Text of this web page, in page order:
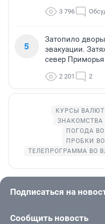
3 796
5
Затопило
эвакуации.
север Приморья
2 201 2
КУРСЫ
ЗНАКОМСТВА
ПОГОДА
ПРОБКИ
ТЕЛЕПРОГРАММА ВО
Подписаться на
Сообщить новость